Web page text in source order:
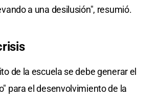
a una desilusión", resumió.
de la escuela se debe generar el
para el desenvolvimiento de la